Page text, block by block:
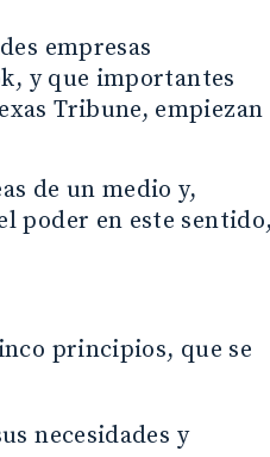
empresas
y que importantes
Tribune, empiezan
de un medio y,
poder en este sentido,
principios, que se
necesidades y